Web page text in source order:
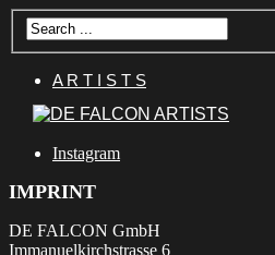
A R T I S T S
Instagram
IMPRINT
DE FALCON GmbH
Immanuelkirchstrasse 6